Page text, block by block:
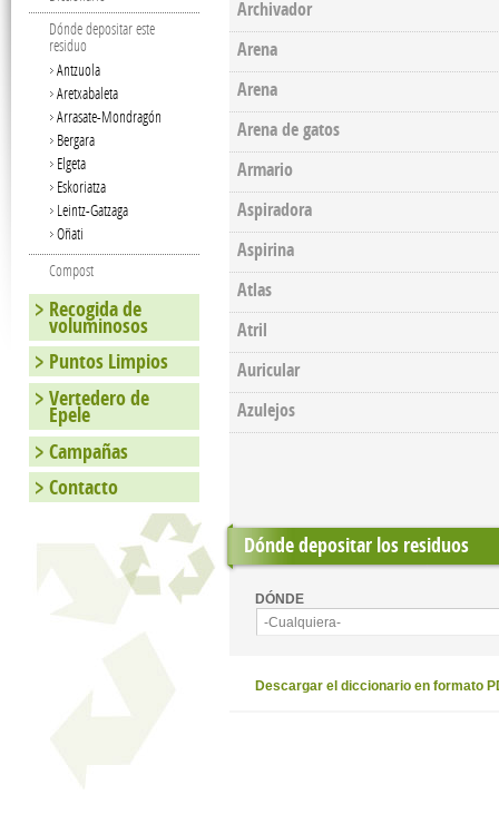
Archivador
Arena
Arena
Arena de gatos
Armario
Aspiradora
Aspirina
Atlas
Atril
Auricular
Azulejos
Dónde depositar los residuos
DÓNDE
-Cualquiera-
Descargar el diccionario en formato
Dónde depositar este
residuo
Antzuola
Aretxabaleta
Arrasate-Mondragón
Bergara
Elgeta
Eskoriatza
Leintz-Gatzaga
Oñati
Compost
Recogida de
voluminosos
Puntos Limpios
Vertedero de
Epele
Campañas
Contacto